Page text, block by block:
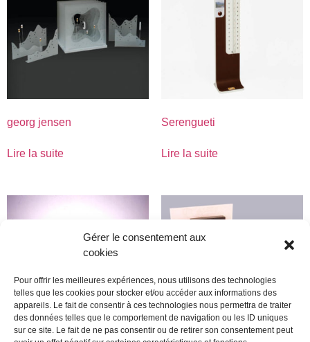
Gérer le consentement aux
cookies
Pour offrir les meilleures expériences, nous utilisons des technologies
telles que les cookies pour stocker et/ou accéder aux informations des
appareils. Le fait de consentir à ces technologies nous permettra de traiter
des données telles que le comportement de navigation ou les ID uniques
sur ce site. Le fait de ne pas consentir ou de retirer son consentement peut
georg jensen
Lire la suite
Serengueti
Lire la suite